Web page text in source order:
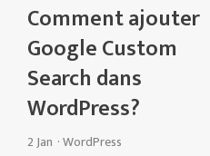
Comment ajouter
Google Custom
Search dans
WordPress?
2 Jan ·WordPress